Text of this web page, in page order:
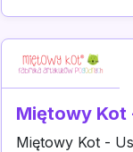
Miętowy Kot
Miętowy Kot -